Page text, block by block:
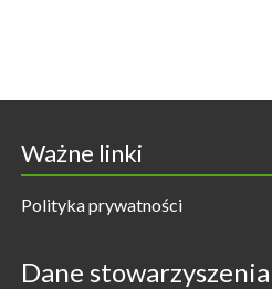
Ważne linki
Polityka prywatności
Dane stowarzyszenia